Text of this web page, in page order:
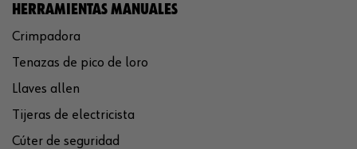
HERRAMIENTAS MANUALES
Crimpadora
Tenazas de pico de loro
Llaves allen
Tijeras de electricista
Cúter de seguridad